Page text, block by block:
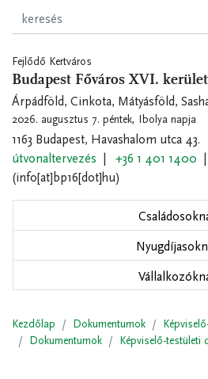
Fejlődő Kertváros
Budapest Főváros XVI.
Árpádföld, Cinkota, Mátyásföld,
2026. augusztus 7. péntek, Ibolya napja
1163 Budapest, Havashalom utca 43.
útvonaltervezés
+36 1 401 1400
(info[at]bp16[dot]hu)
Kezdőlap Dokumentumok
Dokumentumok
Képviselő-testületi